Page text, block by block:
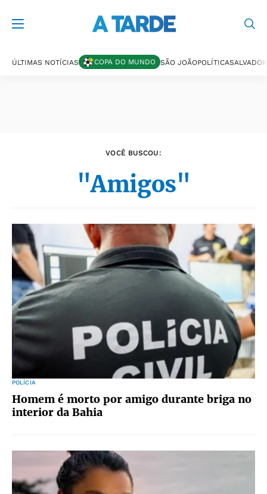
ÚLTIMAS NOTÍCIAS COPA DO MUNDO SÃO JOÃOPOLÍTICASALVADOR
VOCÊ BUSCOU:
"Amigos"
POLÍCIA
Homem é morto por amigo durante briga no
interior da Bahia